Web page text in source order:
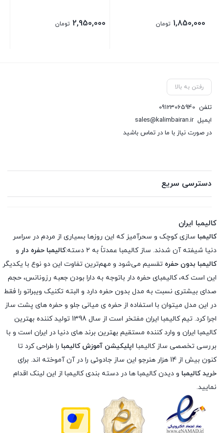
1,850,000 تومان 2,950,000 تومان
رفتن به بالا
تلفن 09123065940
ایمیلsales@kalimbairan.ir
در صورت نیاز با ما در تماس باشید
دسترسی سریع
کالیمبا ایران
کالیمبا سازی کوچک و سحرآمیز که این روزها بسیاری از مردم در سراسر
دنیا شیفته آن شدند. ساز کالیمبا عمدتاً به ۲ دسته:
کالیمبا حفره دار و
کالیمبا بدون حفره تقسیم می‌شود و مهم‌ترین تفاوت این دو نوع با یکدیگر
این است که، کالیمبای حفره دار باتوجه به دارا بودن جعبه رزونانس، حجم
صدای بیشتری نسبت به مدل بدون حفره دارد و البته تکنیک ویبراتو را فقط
در این مدل میتوان با استفاده از حفره ی میانی جلو و حفره های پشت ساز
اجرا کرد. تیم کالیمبا ایران مفتخر است از سال 1398 تولید کننده بهترین
کالیمبا ایران و وارد کننده مستقیم بهترین برند های دنیا در ایران است و با
بررسی تخصصی ساز کالیمبا اپلیکیشن آموزش کالیمبا را طراحی کرد تا
کنون بیش از 14 هزار هنرجو این ساز جادوئی را در آن آموخته اند. برای
خرید کالیمبا و دیدن کالیمبا ها در دسته بندی کالیمبا از این لینک اقدام
نمایید.